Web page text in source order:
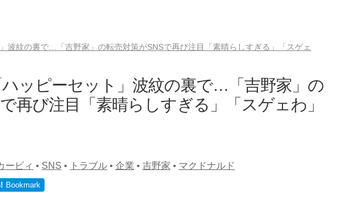
波紋の裏で…「吉野家」の転売対策がSNSで再び注目「素晴らしすぎる」「スゲェ
ッピーセット」波紋の裏で…「吉野家」の
再び注目「素晴らしすぎる」「スゲェわ」
ービィ • SNS • トラブル • 企業 • 吉野家 • マクドナルド
Bookmark